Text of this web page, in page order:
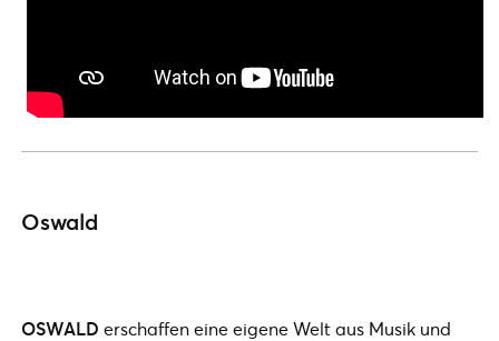
Oswald
OSWALD erschaffen eine eigene Welt aus Musik und